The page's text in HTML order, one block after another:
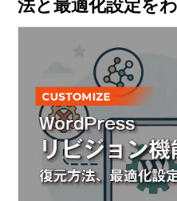
法と最適化設定を